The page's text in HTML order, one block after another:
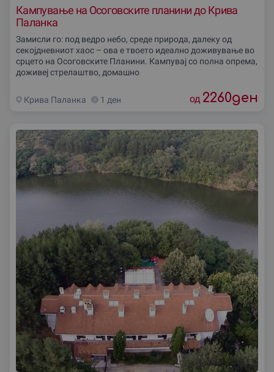
Кампување на Осоговските планини до Крива
Паланка
Замисли го: под ведро небо, среде природа, далеку од
секојдневниот хаос – ова е твоето идеално доживување во
срцето на Осоговските Планини. Кампувај со полна опрема,
доживеј стрелаштво, домашно
Крива Паланка 1 ден од 2260ден